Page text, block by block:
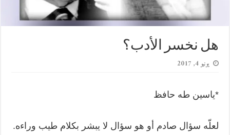
هل نخسر الأدب؟
يونيو 4, 2017
*ياسين طه حافظ
لعلّه سؤال صادم أو هو سؤال لا يبشر بكلام طيب وراءه.